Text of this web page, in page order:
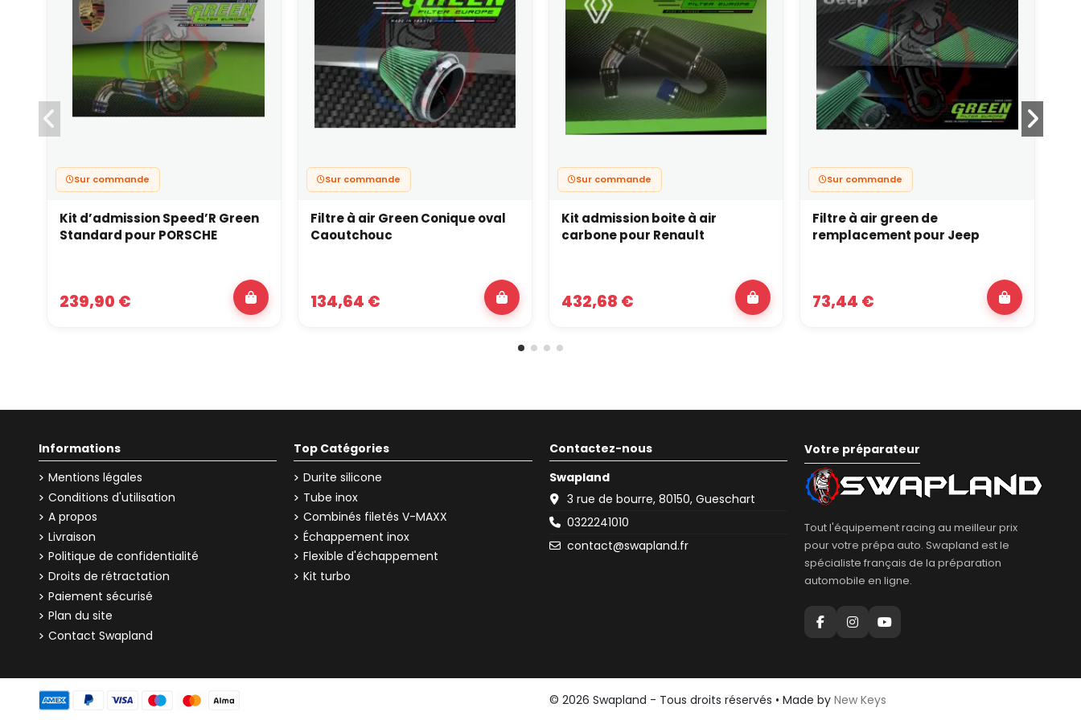
Sur commande
Kit d’admission Speed’R Green
Standard pour PORSCHE
239,90 €
Sur commande
Filtre à air Green Conique oval
Caoutchouc
134,64 €
Sur commande
Kit admission boite à air
carbone pour Renault
432,68 €
Sur commande
Filtre à air green de
remplacement pour Jeep
73,44 €
Informations
Mentions légales
Conditions d'utilisation
A propos
Livraison
Politique de confidentialité
Droits de rétractation
Paiement sécurisé
Plan du site
Contact Swapland
Top Catégories
Durite silicone
Tube inox
Combinés filetés V-MAXX
Échappement inox
Flexible d'échappement
Kit turbo
Contactez-nous
Swapland
3 rue de bourre, 80150, Gueschart
0322241010
contact@swapland.fr
Votre préparateur
Tout l'équipement racing au meilleur prix
pour votre prépa auto. Swapland est le
spécialiste français de la préparation
automobile en ligne.
© 2026 Swapland - Tous droits réservés • Made by New Keys